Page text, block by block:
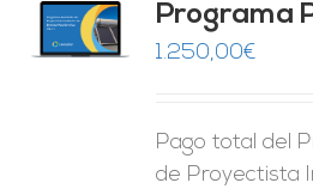
Programa
1.250,00€
Pago total del
de Proyectista